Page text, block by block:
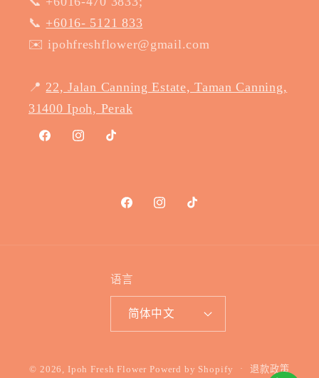
📞 +6016- 5121 833
✉️ ipohfreshflower@gmail.com
📍 22, Jalan Canning Estate, Taman Canning,
31400 Ipoh, Perak
FacebookInstagramTikTok
FacebookInstagramTikTok
语言
简体中文
© 2026, Ipoh Fresh Flower Powerd by Shopify 退款政策